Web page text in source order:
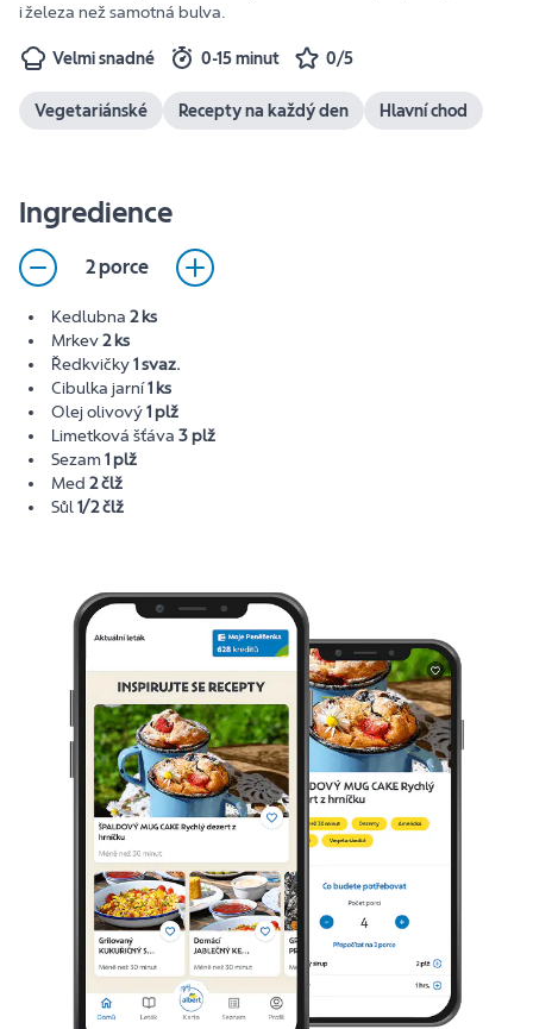
i železa než samotná bulva.
Velmi snadné 0-15 minut 0/5
Vegetariánské Recepty na každý den Hlavní chod
Ingredience
2 porce
Kedlubna 2 ks
Mrkev2 ks
Ředkvičky1 svaz.
Cibulka jarní1 ks
Olej olivový1 plž
Limetková šťáva 3 plž
Sezam 1 plž
Med 2 člž
Sůl1/2 člž